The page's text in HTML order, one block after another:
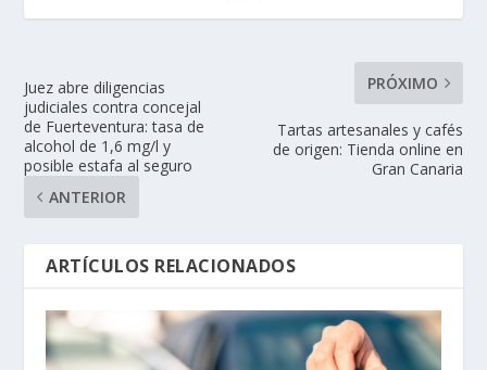
Juez abre diligencias
judiciales contra concejal
de Fuerteventura: tasa de
alcohol de 1,6 mg/l y
posible estafa al seguro
ANTERIOR
PRÓXIMO
Tartas artesanales y cafés
de origen: Tienda online en
Gran Canaria
ARTÍCULOS RELACIONADOS